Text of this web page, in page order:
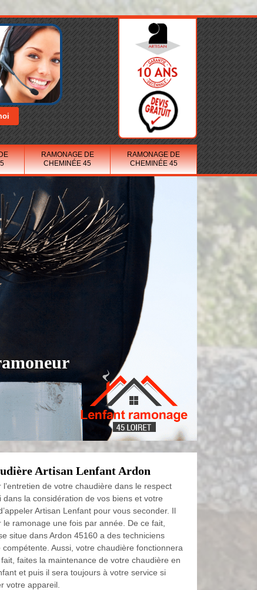
RAMONAGE DE
CHEMINÉE 45
RAMONAGE DE
CHEMINÉE 45
Artisan Lenfant Ardon
l’entretien de votre chaudière dans le respect
dans la considération de vos biens et votre
Artisan Lenfant pour vous seconder. Il
le ramonage une fois par année. De ce fait,
situe dans Ardon 45160 a des techniciens
compétente. Aussi, votre chaudière fonctionnera
faites la maintenance de votre chaudière en
et puis il sera toujours à votre service si
votre appareil.